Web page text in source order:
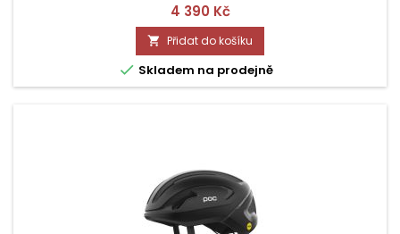
Cena
4 390 Kč
 Přidat do košíku
 Skladem na prodejně